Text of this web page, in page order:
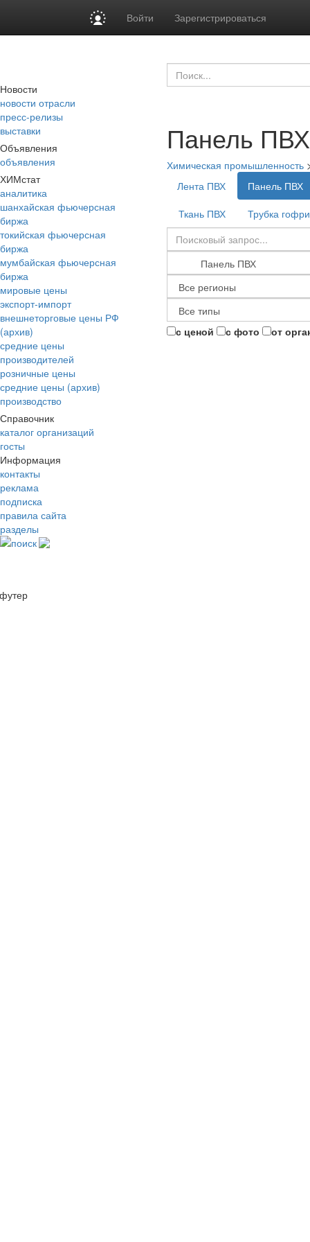
Войти Зарегистрироваться
Новости
новости отрасли
пресс-релизы
выставки
Объявления
объявления
ХИМстат
аналитика
шанхайская фьючерсная
биржа
токийская фьючерсная
биржа
мумбайская фьючерсная
биржа
мировые цены
экспорт-импорт
внешнеторговые цены РФ
(архив)
средние цены
производителей
розничные цены
средние цены (архив)
производство
Справочник
каталог организаций
госты
Информация
контакты
реклама
подписка
правила сайта
разделы
поиск
Панель ПВХ
Химическая промышленность
Лента ПВХ
Панель ПВХ
Ткань ПВХ
Трубка
с ценой с фото от
футер